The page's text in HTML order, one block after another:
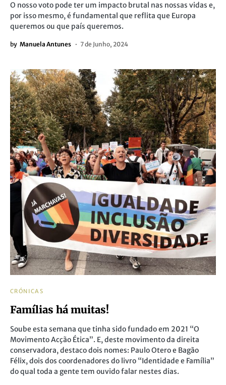
O nosso voto pode ter um impacto brutal nas nossas vidas e,
por isso mesmo, é fundamental que reflita que Europa
queremos ou que país queremos.
by Manuela Antunes 7 de Junho, 2024
CRÓNICAS
Famílias há muitas!
Soube esta semana que tinha sido fundado em 2021 “O
Movimento Acção Ética”. E, deste movimento da direita
conservadora, destaco dois nomes: Paulo Otero e Bagão
Félix, dois dos coordenadores do livro “Identidade e Família”
do qual toda a gente tem ouvido falar nestes dias.